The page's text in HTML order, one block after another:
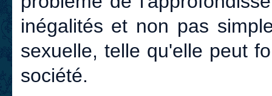
inégalités et non pas
sexuelle, telle qu'elle peut
société.